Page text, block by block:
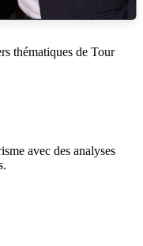
thématiques de Tour
avec des analyses